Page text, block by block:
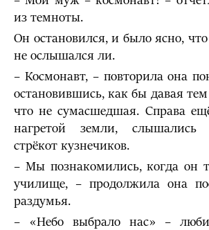
из темноты.
Он остановился, и было ясно,
не ослышался ли.
– Космонавт, – повторила она
остановившись, как бы давая
что не сумасшедшая. Справа
нагретой земли, слышались
стрёкот кузнечиков.
– Мы познакомились, когда он
училище, – продолжила она
раздумья.
– «Небо выбрало нас» –